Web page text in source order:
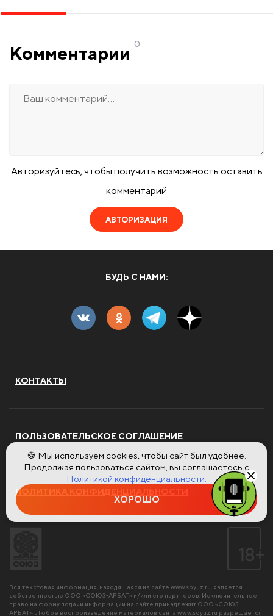
Комментарии 0
Авторизуйтесь, чтобы получить возможность оставить
комментарий
АВТОРИЗАЦИЯ
БУДЬ С НАМИ:
КОНТАКТЫ
ПОЛЬЗОВАТЕЛЬСКОЕ СОГЛАШЕНИЕ
ПОЛИТИКА КОНФИДЕНЦИАЛЬНОСТИ
Вся текстовая информация, находящаяся на сайте www.soyuz.ru , является
собственностью ООО «СОЮЗ-АРБАТ» и/или его партнеров. Исключительное
право на форму подачи информации на сайте принадлежит ООО «СОЮЗ-
АРБАТ». Любое воспроизведение материалов сайта www.soyuz.ru разрешается
🍪 Мы используем cookies, чтобы сайт был удобнее.
Продолжая пользоваться сайтом, вы соглашаетесь с
Политикой конфиденциальности.
ХОРОШО